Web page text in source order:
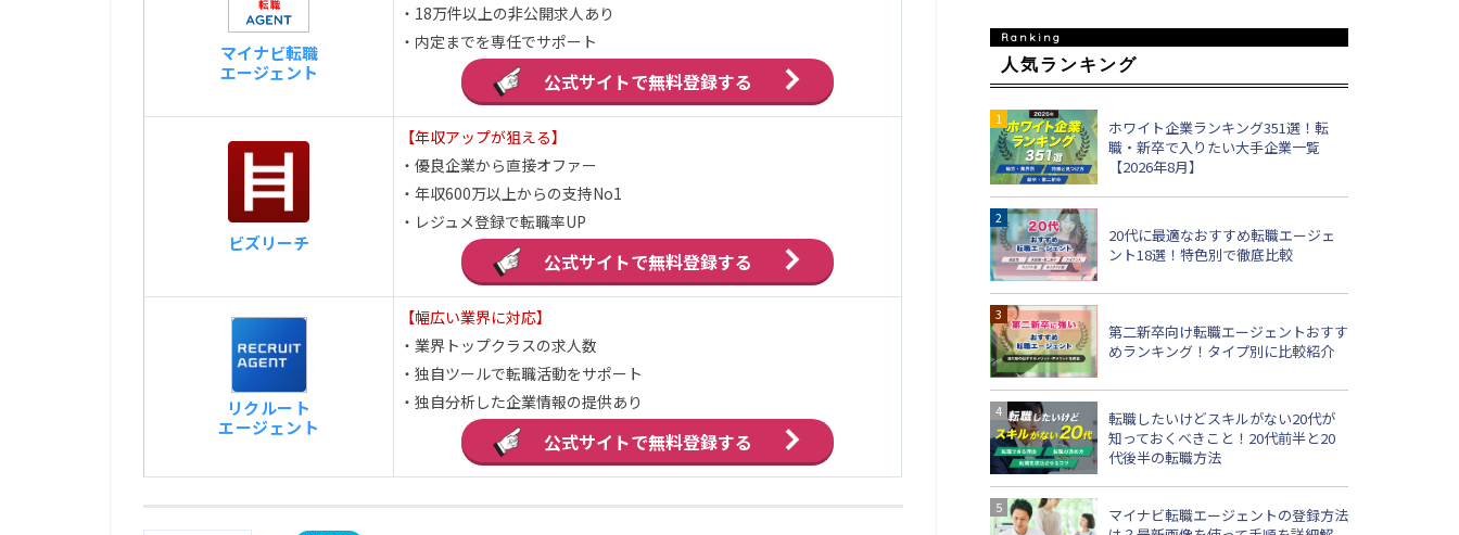
マイナビ転職
エージェント
・18万件以上の非公開求人あり
・内定までを専任でサポート
公式サイトで無料登録する
ビズリーチ
【年収アップが狙える】
・優良企業から直接オファー
・年収600万以上からの支持No1
・レジュメ登録で転職率UP
公式サイトで無料登録する
リクルート
エージェント
【幅広い業界に対応】
・業界トップクラスの求人数
・独自ツールで転職活動をサポート
・独自分析した企業情報の提供あり
公式サイトで無料登録する
人気ランキング
ホワイト企業ランキング351選！転
職・新卒で入りたい大手企業一覧
【2026年8月】
20代に最適なおすすめ転職エージェ
ント18選！特色別で徹底比較
第二新卒向け転職エージェントおすす
めランキング！タイプ別に比較紹介
転職したいけどスキルがない20代が
知っておくべきこと！20代前半と20
代後半の転職方法
マイナビ転職エージェントの登録方法